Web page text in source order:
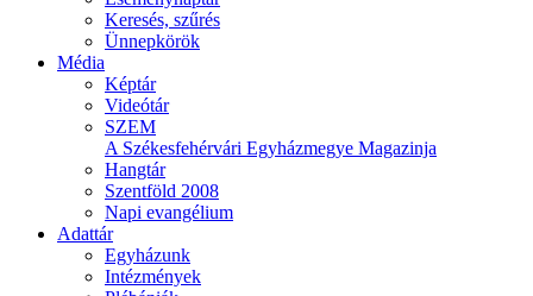
Keresés, szűrés
Ünnepkörök
Média
Képtár
Videótár
SZEM
A Székesfehérvári Egyházmegye Magazinja
Hangtár
Szentföld 2008
Napi evangélium
Adattár
Egyházunk
Intézmények